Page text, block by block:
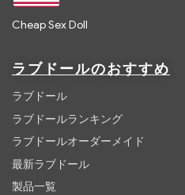
Cheap Sex Doll
ラブドールのおすすめ
ラブドール
ラブドールランキング
ラブドールオーダーメイド
最新ラブドール
製品一覧